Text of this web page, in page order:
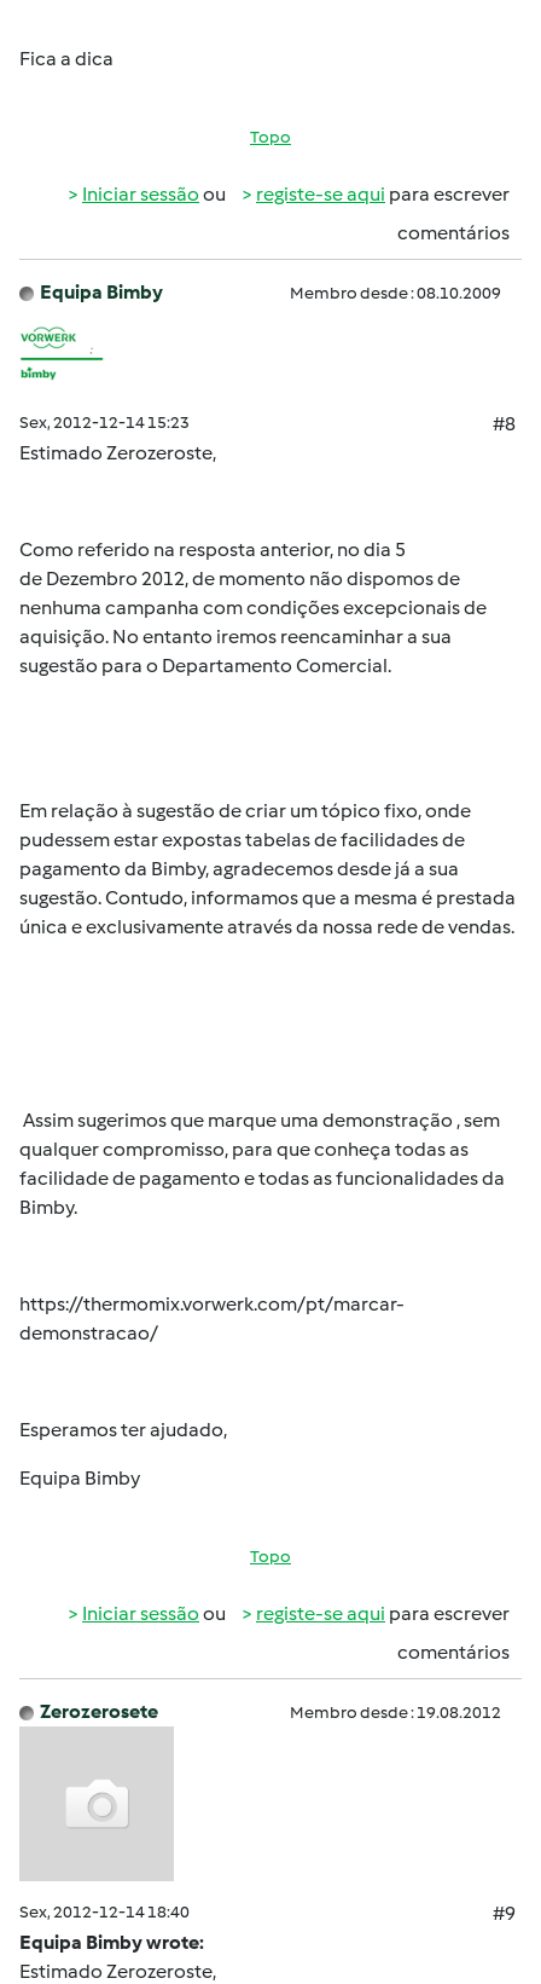
Fica a dica
Topo
Iniciar sessão ou registe-se aqui para escrever
comentários
Equipa Bimby Membro desde : 08.10.2009
Sex, 2012-12-14 15:23
#8
Estimado Zerozeroste,
Como referido na resposta anterior, no dia 5
de Dezembro 2012, de momento não dispomos de
nenhuma campanha com condições excepcionais de
aquisição. No entanto iremos reencaminhar a sua
sugestão para o Departamento Comercial.
Em relação à sugestão de criar um tópico fixo, onde
pudessem estar expostas tabelas de facilidades de
pagamento da Bimby, agradecemos desde já a sua
sugestão. Contudo, informamos que a mesma é prestada
única e exclusivamente através da nossa rede de vendas.
Assim sugerimos que marque uma demonstração , sem
qualquer compromisso, para que conheça todas as
facilidade de pagamento e todas as funcionalidades da
Bimby.
https://thermomix.vorwerk.com/pt/marcar-
demonstracao/
Esperamos ter ajudado,
Equipa Bimby
Topo
Iniciar sessão ou registe-se aqui para escrever
comentários
Zerozerosete Membro desde : 19.08.2012
Sex, 2012-12-14 18:40
#9
Equipa Bimby wrote:
Estimado Zerozeroste,